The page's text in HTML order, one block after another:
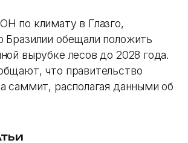
по климату в Глазго,
Бразилии обещали положить
вырубке лесов до 2028 года.
что правительство
саммит, располагая данными об